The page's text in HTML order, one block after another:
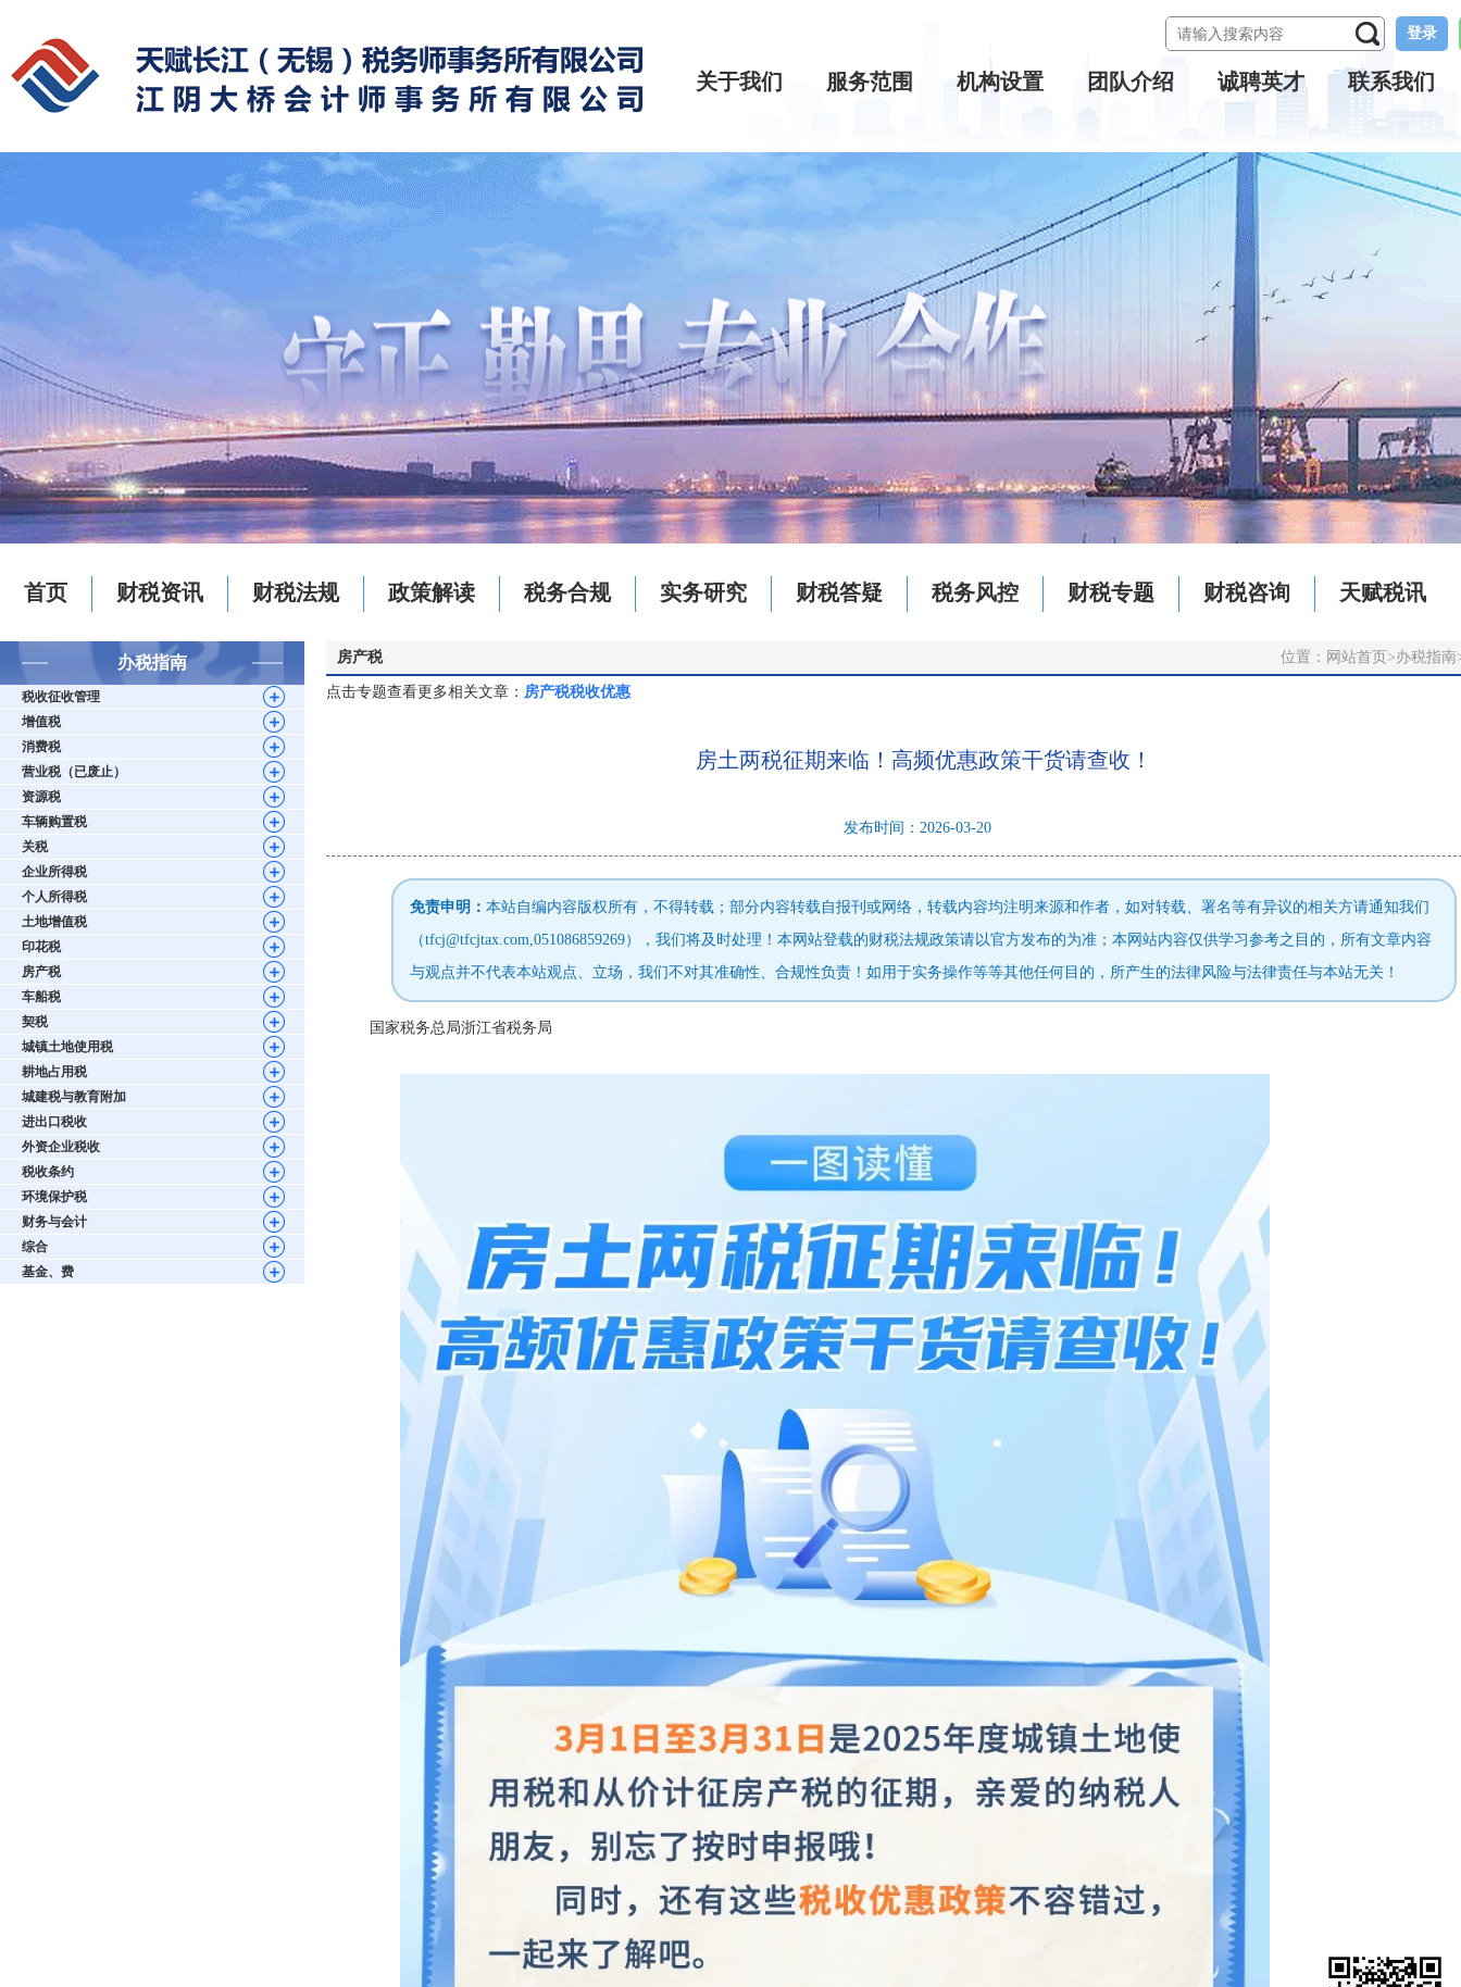
关于我们 服务范围 机构设置 团队介绍 诚聘英才 联系我们
登录
首页 财税资讯 财税法规 政策解读 税务合规 实务研究 财税答疑 税务风控 财税专题 财税咨询 天赋税讯
办税指南
税收征收管理
增值税
消费税
营业税（已废止）
资源税
车辆购置税
关税
企业所得税
个人所得税
土地增值税
印花税
房产税
车船税
契税
城镇土地使用税
耕地占用税
城建税与教育附加
进出口税收
外资企业税收
税收条约
环境保护税
财务与会计
综合
基金、费
房产税 位置： 网站首页 >办税指南
点击专题查看更多相关文章： 房产税税收优惠
房土两税征期来临！高频优惠政策干货请查收！
发布时间：2026-03-20
免责申明： 本站自编内容版权所有，不得转载；部分内容转载自报刊或网络，转载内容均注明来源和作者，如对转载、署名等有异议的相关方请通知我们
（tfcj@tfcjtax.com,051086859269），我们将及时处理！本网站登载的财税法规政策请以官方发布的为准；本网站内容仅供学习参考之目的，所有文章内容
与观点并不代表本站观点、立场，我们不对其准确性、合规性负责！如用于实务操作等等其他任何目的，所产生的法律风险与法律责任与本站无关！
国家税务总局浙江省税务局